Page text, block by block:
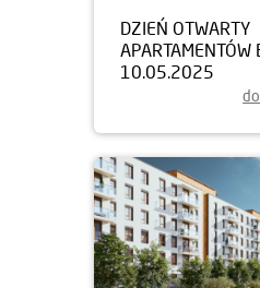
DZIEŃ OTWARTY
APARTAMENTÓW
10.05.2025